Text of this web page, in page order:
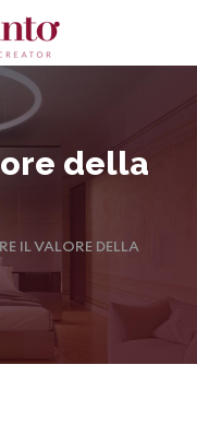
della
IL VALORE DELLA